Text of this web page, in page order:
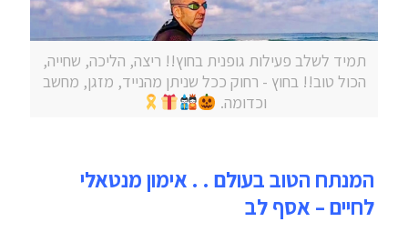
תמיד לשלב פעילות גופנית בחוץ!! ריצה, הליכה, שחייה,
הכול טוב!! בחוץ - רחוק ככל שניתן מהנייד, מזגן, מחשב
וכדומה.
המנתח הטוב בעולם . . אימון מנטאלי
לחיים – אסף לב